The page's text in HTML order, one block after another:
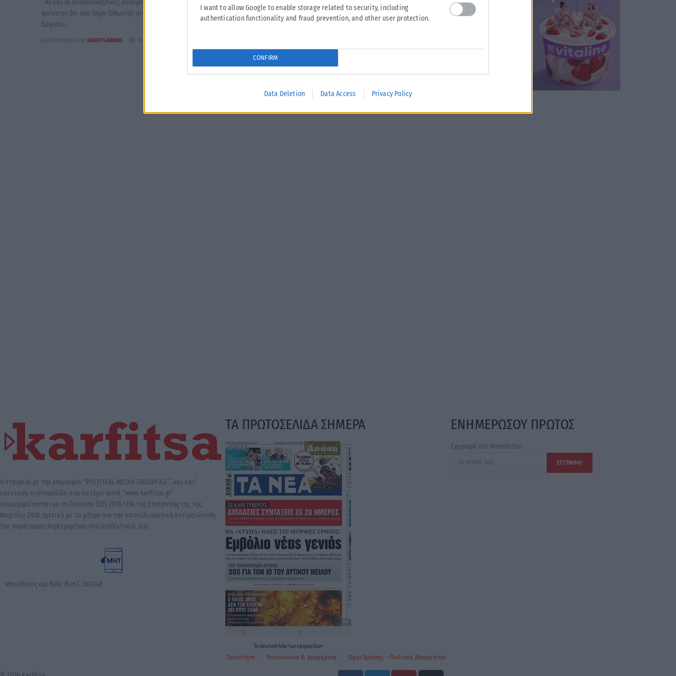
I want to allow Google to enable storage related to security, including
authentication functionality and fraud prevention, and other user protection.
CONFIRM
Data Deletion Data Access Privacy Policy
Αν και οι αυτοδιοικητικές εκλογές αργούν ακόμη εντούτοις,
φαίνεται ότι στο δήμο ΣΙθωνίας οι διαξιφισμοί και οι κόντρες
άρχισαν...
ΑΝΑΡΤΉΘΗΚΕ ΑΠΌ KARFITSANEWS
«Η πόλη χρειάζεται συνέπεια, σχέδιο, δουλειά, αποτελέσματα.
Μια διοίκηση που δεν κρύβεται πίσω από δυσκολίες και δεν
υπόσχεται όσα δεν...
Η εταιρεία με την επωνυμία “POLITICAL MEDIA GROUP A.E.” και κατ’
επέκταση η ιστοσελίδα που κατέχει αυτή “www.karfitsa.gr”
συμμορφώνονται με τη Σύσταση (ΕΕ) 2018/334 της Επιτροπής της 1ης
Μαρτίου 2018 σχετικά με τα μέτρα για την αποτελεσματική αντιμετώπιση
του παράνομου περιεχομένου στο διαδίκτυο (L 63).
Μοναδικός αριθμός Μ.Η.Τ. 262048
ΤΑ ΠΡΩΤΟΣΕΛΙΔΑ ΣΗΜΕΡΑ
Ταπρωτοσέλιδα τωνεφημερίδων
ΕΝΗΜΕΡΩΣΟΥ ΠΡΩΤΟΣ
Εγγραφή στο Newsletter
Ταυτότητα Επικοινωνία & Διαφήμιση Όροι Χρήσης – Πολιτική Απορρήτου